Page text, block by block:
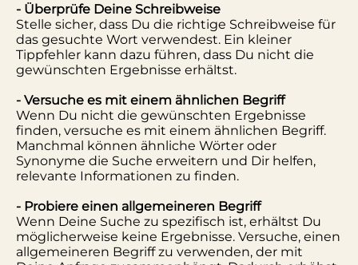
- Überprüfe Deine Schreibweise
Stelle sicher, dass Du die richtige Schreibweise für
das gesuchte Wort verwendest. Ein kleiner
Tippfehler kann dazu führen, dass Du nicht die
gewünschten Ergebnisse erhältst.
- Versuche es mit einem ähnlichen Begriff
Wenn Du nicht die gewünschten Ergebnisse
finden, versuche es mit einem ähnlichen Begriff.
Manchmal können ähnliche Wörter oder
Synonyme die Suche erweitern und Dir helfen,
relevante Informationen zu finden.
- Probiere einen allgemeineren Begriff
Wenn Deine Suche zu spezifisch ist, erhältst Du
möglicherweise keine Ergebnisse. Versuche, einen
allgemeineren Begriff zu verwenden, der mit